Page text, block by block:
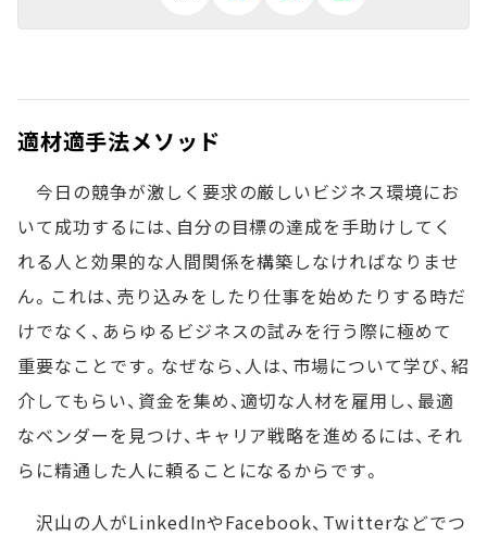
適材適手法メソッド
今日の競争が激しく要求の厳しいビジネス環境にお
いて成功するには、自分の目標の達成を手助けしてく
れる人と効果的な人間関係を構築しなければなりませ
ん。これは、売り込みをしたり仕事を始めたりする時だ
けでなく、あらゆるビジネスの試みを行う際に極めて
重要なことです。なぜなら、人は、市場について学び、紹
介してもらい、資金を集め、適切な人材を雇用し、最適
なベンダーを見つけ、キャリア戦略を進めるには、それ
らに精通した人に頼ることになるからです。
沢山の人がLinkedInやFacebook、Twitterなどでつ